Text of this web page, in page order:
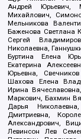
Андрей Юрьевич,
Михайлович,
Мельникова
Баженова Светлана
Сергей
Николаевна,
Буртина Елена
Екатерина
Юрьевна,
Шахова Елена
Ирина
Маркович, Бахмин
Дарья
Дмитриевна,
Александрович,
Левинсон Лев